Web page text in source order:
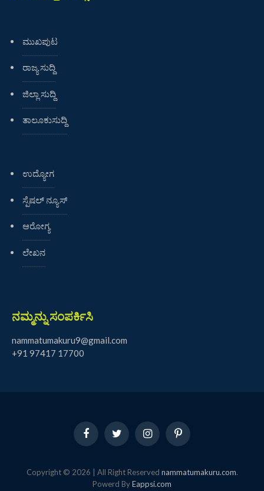
ಮುಖಪುಟ
ರಾಜ್ಯ ಸುದ್ದಿ
ಜಿಲ್ಲಾ ಸುದ್ದಿ
ತಾಲೂಕುಸುದ್ದಿ
ಉದ್ಯೋಗ
ಸ್ಪೆಷಲ್ ನ್ಯೂಸ್
ಆರೋಗ್ಯ
ಲೇಖನ
ನಮ್ಮನ್ನು ಸಂಪರ್ಕಿಸಿ
nammatumakuru9@gmail.com
+91 97417 17700
FacebookTwitter InstagramPinterest
Copyright © 2026 | All Right Reserved nammatumakuru.com.
Powerd ByEappsi.com